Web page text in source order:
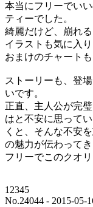
本当にフリーでい
ティーでした。
綺麗だけど、崩れ
イラストも気に入り
おまけのチャート
ストーリーも、登
いです。
正直、主人公が完
はと不安に思って
くと、そんな不安
の魅力が伝わってき
フリーでこのクオ
12345
No.24044 - 2015-05-